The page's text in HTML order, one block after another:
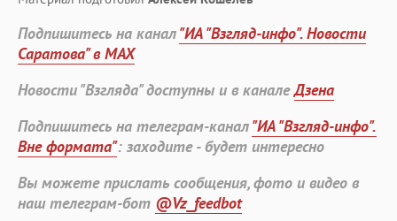
Подпишитесь на канал"ИА "Взгляд-инфо". Новости
Саратова" в MAX
Новости "Взгляда" доступны и в каналеДзена
Подпишитесь на телеграм-канал"ИА "Взгляд-инфо".
Вне формата": заходите - будет интересно
Вы можете прислать сообщения, фото и видео в
наш телеграм-бот @Vz_feedbot